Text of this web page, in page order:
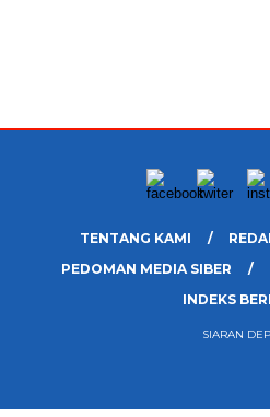
TENTANG KAMI
PEDOMAN MEDIA SIBER
INDEKS
SIARAN